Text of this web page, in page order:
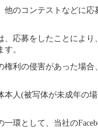
のコンテストなどに
応募をしたことによ
。
利の侵害があった場
人(被写体が未成年の
環として、当社の